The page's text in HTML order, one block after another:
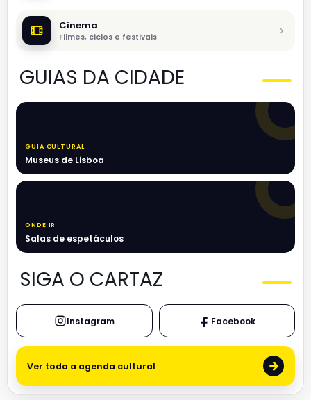
Cinema
Filmes, ciclos e festivais
GUIAS DA CIDADE
GUIA CULTURAL
Museus de Lisboa
ONDE IR
Salas de espetáculos
SIGA O CARTAZ
Instagram Facebook
Ver toda a agenda cultural →